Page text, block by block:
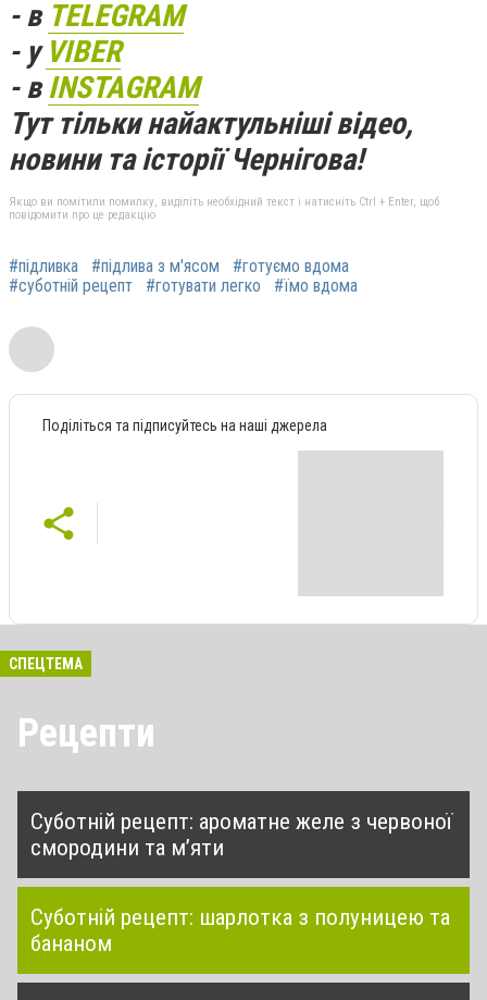
- в TELEGRAM
- у VIBER
- вINSTAGRAM
Тут тільки найактульніші відео,
новини та історії Чернігова!
Якщо ви помітили помилку, виділіть необхідний текст і натисніть Ctrl + Enter, щоб
повідомити про це редакцію
#підливка #підлива з м'ясом
#готуємо вдома
#суботній рецепт
#готувати легко #їмо вдома
Поділіться та підписуйтесь на наші джерела
СПЕЦТЕМА
Рецепти
Суботній рецепт: ароматне желе з червоної
смородини та м’яти
Суботній рецепт: шарлотка з полуницею та
бананом